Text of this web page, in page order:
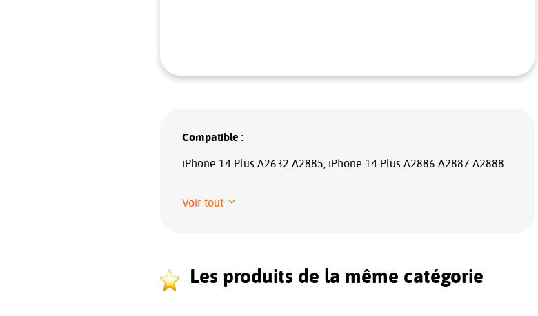
Compatible :
iPhone 14 Plus A2632 A2885, iPhone 14 Plus A2886 A2887 A2888
Voir tout
Les produits de la même catégorie